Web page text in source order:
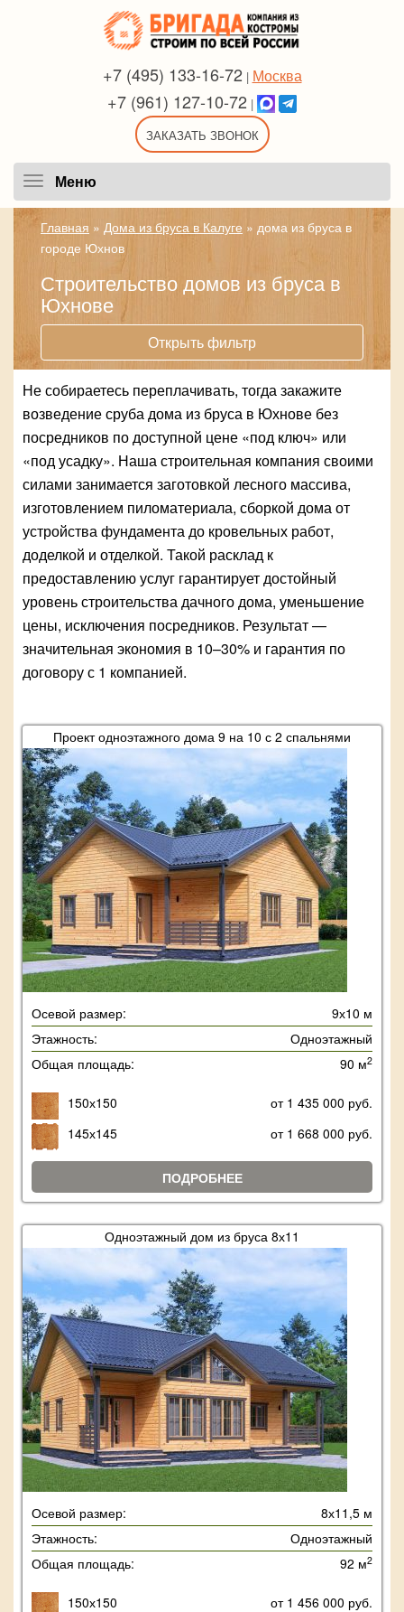
+7 (495) 133-16-72 | Москва
+7 (961) 127-10-72 |
ЗАКАЗАТЬ ЗВОНОК
Меню
Главная » Дома из бруса в Калуге » дома из бруса в
городе Юхнов
Строительство домов из бруса в
Юхнове
Открыть фильтр
Не собираетесь переплачивать, тогда закажите
возведение сруба дома из бруса в Юхнове без
посредников по доступной цене «под ключ» или
«под усадку». Наша строительная компания своими
силами занимается заготовкой лесного массива,
изготовлением пиломатериала, сборкой дома от
устройства фундамента до кровельных работ,
доделкой и отделкой. Такой расклад к
предоставлению услуг гарантирует достойный
уровень строительства дачного дома, уменьшение
цены, исключения посредников. Результат —
значительная экономия в 10–30% и гарантия по
договору с 1 компанией.
Проект одноэтажного дома 9 на 10 с 2 спальнями
Осевой размер:
9х10 м
Этажность:
Одноэтажный
Общая площадь:
90 м2
150х150
от 1 435 000 руб.
145х145
от 1 668 000 руб.
ПОДРОБНЕЕ
Одноэтажный дом из бруса 8х11
Осевой размер:
8х11,5 м
Этажность:
Одноэтажный
Общая площадь:
92 м2
150х150
от 1 456 000 руб.